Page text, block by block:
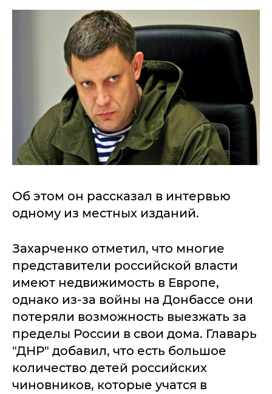
Об этом он рассказал в интервью
одному из местных изданий.
Захарченко отметил, что многие
представители российской власти
имеют недвижимость в Европе,
однако из-за войны на Донбассе они
потеряли возможность выезжать за
пределы России в свои дома. Главарь
"ДНР" добавил, что есть большое
количество детей российских
чиновников, которые учатся в